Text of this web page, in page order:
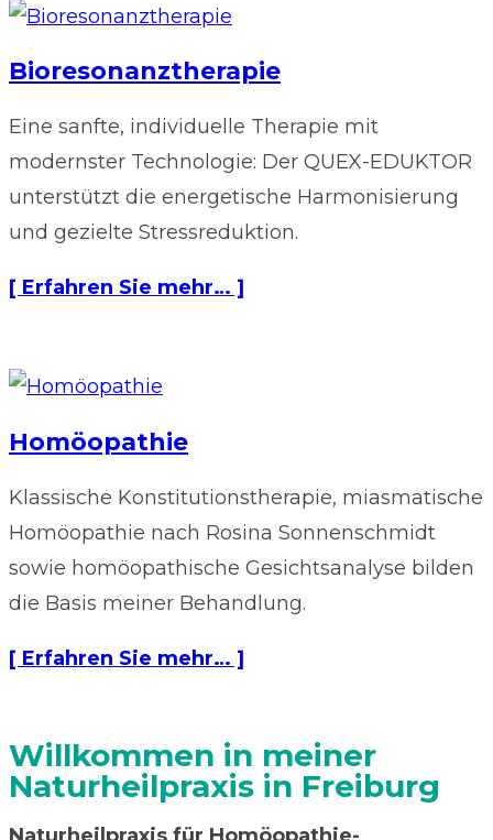
Bioresonanztherapie
Eine sanfte, individuelle Therapie mit
modernster Technologie: Der QUEX-EDUKTOR
unterstützt die energetische Harmonisierung
und gezielte Stressreduktion.
[ Erfahren Sie mehr… ]
Homöopathie
Klassische Konstitutionstherapie, miasmatische
Homöopathie nach Rosina Sonnenschmidt
sowie homöopathische Gesichtsanalyse bilden
die Basis meiner Behandlung.
[ Erfahren Sie mehr… ]
Willkommen in meiner
Naturheilpraxis in Freiburg